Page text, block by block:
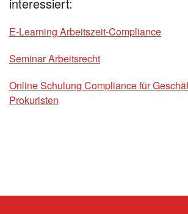
E-Learning Arbeitszeit-Compliance
Seminar Arbeitsrecht
Online Schulung Compliance für
Prokuristen